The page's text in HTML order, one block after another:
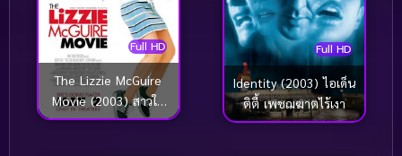
Full HD
The Lizzie McGuire
Movie (2003) สาวใส
กลายเป็นดาว
Full HD
Identity (2003) ไอเด็น
ติตี้ เพชฌฆาตไร้เงา